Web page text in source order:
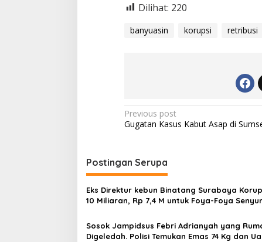
Dilihat: 220
banyuasin korupsi retribusi
P
o
t
n
a
i
Previous post
Gugatan Kasus Kabut Asap di
Postingan Serupa
Eks Direktur kebun Binatang Surabaya
10 Miliaran, Rp 7,4 M untuk Foya-Foya
Sosok Jampidsus Febri Adrianyah yang
Digeledah. Polisi Temukan Emas 74 Kg dan